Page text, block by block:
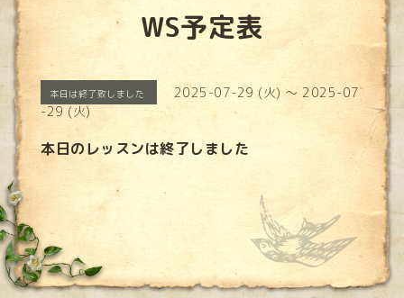
WS予定表
本日は終了致しました
2025-07-29 (火) ～ 2025-07
-29 (火)
本日のレッスンは終了しました